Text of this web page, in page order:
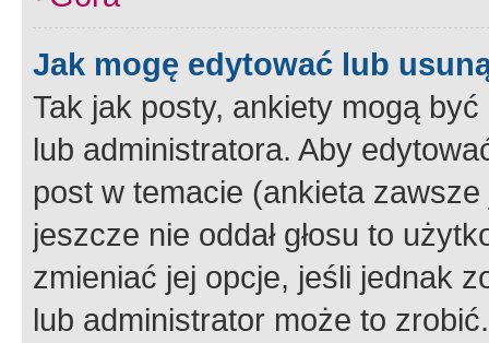
Jak mogę edytować lub
Tak jak posty, ankiety mogą
lub administratora. Aby
post w temacie (ankieta
jeszcze nie oddał głosu to
zmieniać jej opcje, jeśli jednak
lub administrator może to